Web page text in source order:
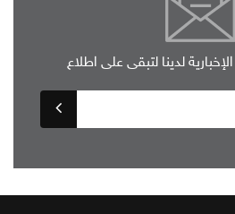
لدينا لتبقى على اطلاع